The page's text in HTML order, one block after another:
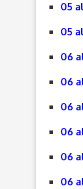
05
05
06
06
06
06
06
06